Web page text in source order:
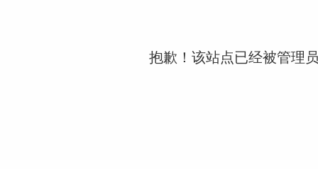
抱歉！该站点已经被管理